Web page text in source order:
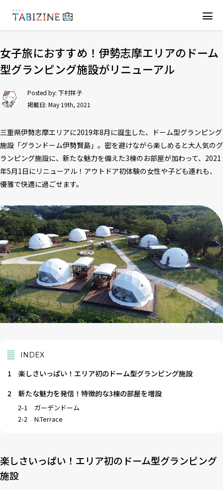
女子旅におすすめ！伊勢志摩エリアのドーム
型グランピング施設がリニューアル
Posted by: 下村祥子
掲載日: May 19th, 2021
三重県伊勢志摩エリアに2019年8月に誕生した、ドーム型グランピング
施設「グランドーム伊勢賢島」。密を避けながら楽しめると大人気のグ
ランピング施設に、新たな魅力を備えた3棟のお部屋が加わって、2021
年5月1日にリニューアル！アウトドア初体験の女性や子ども連れも、
優雅で快適に過ごせます。
INDEX
1
楽しさいっぱい！エリア初のドーム型グランピング施設
2
新たな魅力を発信！特徴的な3棟の部屋を増設
2-1
ガーデンドーム
2-2
N.Terrace
楽しさいっぱい！エリア初のドーム型グランピング
施設